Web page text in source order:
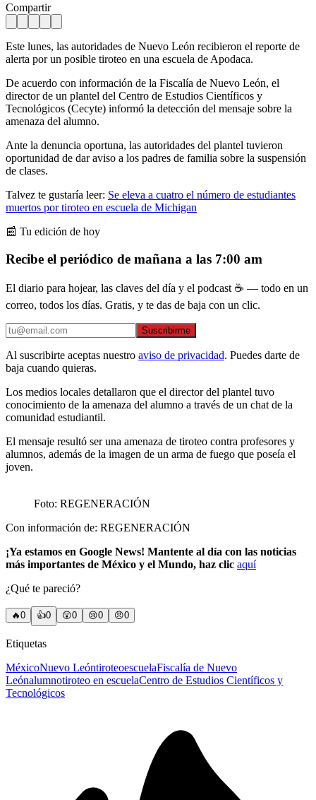
Compartir
Este lunes, las autoridades de Nuevo León recibieron el reporte de
alerta por un posible tiroteo en una escuela de Apodaca.
De acuerdo con información de la Fiscalía de Nuevo León, el
director de un plantel del Centro de Estudios Científicos y
Tecnológicos (Cecyte) informó la detección del mensaje sobre la
amenaza del alumno.
Ante la denuncia oportuna, las autoridades del plantel tuvieron
oportunidad de dar aviso a los padres de familia sobre la suspensión
de clases.
Talvez te gustaría leer: Se eleva a cuatro el número de estudiantes
muertos por tiroteo en escuela de Michigan
📰 Tu edición de hoy
Recibe el periódico de mañana a las 7:00 am
El diario para hojear, las claves del día y el podcast ☕ — todo en un
correo, todos los días. Gratis, y te das de baja con un clic.
Suscribirme
Al suscribirte aceptas nuestro aviso de privacidad. Puedes darte de
baja cuando quieras.
Los medios locales detallaron que el director del plantel tuvo
conocimiento de la amenaza del alumno a través de un chat de la
comunidad estudiantil.
El mensaje resultó ser una amenaza de tiroteo contra profesores y
alumnos, además de la imagen de un arma de fuego que poseía el
joven.
Foto: REGENERACIÓN
Con información de: REGENERACIÓN
¡Ya estamos en Google News! Mantente al día con las noticias
más importantes de México y el Mundo, haz clic aquí
¿Qué te pareció?
🔥0 👍0 😲0 😢0 😠0
Etiquetas
MéxicoNuevo LeóntiroteoescuelaFiscalía de Nuevo
Leónalumnotiroteo en escuelaCentro de Estudios Científicos y
Tecnológicos